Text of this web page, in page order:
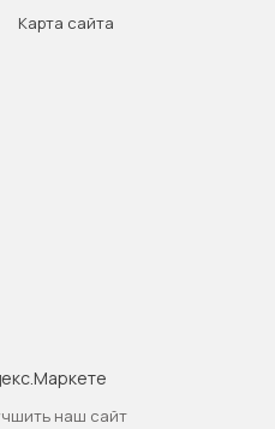
Карта сайта
наш сайт